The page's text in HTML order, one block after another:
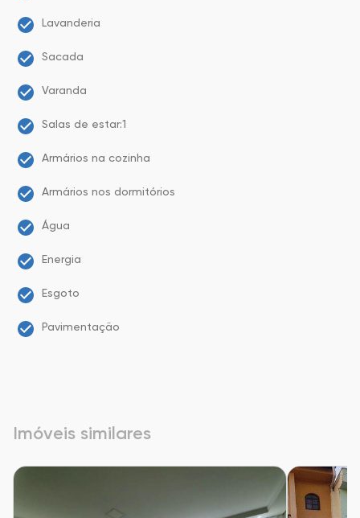
Lavanderia
Sacada
Varanda
Salas de estar:1
Armários na cozinha
Armários nos dormitórios
Água
Energia
Esgoto
Pavimentação
Imóveis similares